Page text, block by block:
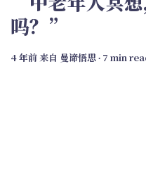
吗？”
4 年前来自 曼谛悟思∙ 7 min